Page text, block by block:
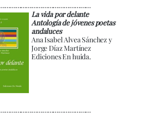
La vida por delante
Antología de jóvenes poetas
andaluces
Ana Isabel Alvea Sánchez y
Jorge Díaz Martínez
Ediciones En huida.